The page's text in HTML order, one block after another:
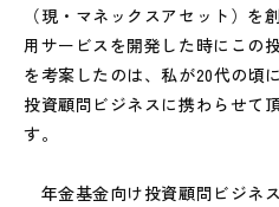
（現・マネックスアセット）を
用サービスを開発した時にこの
を考案したのは、私が20代の頃
投資顧問ビジネスに携わらせて
す。
年金基金向け投資顧問ビジネ